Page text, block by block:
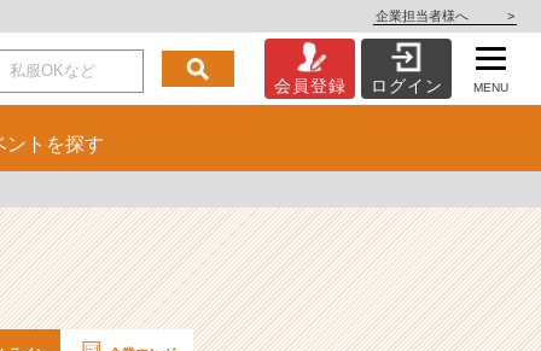
企業担当者様へ >
会員登録 ログイン MENU
ント を探す